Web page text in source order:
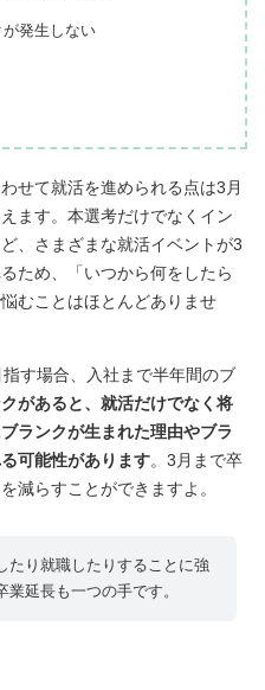
発生しない
せて就活を進められる点は3月
ます。本選考だけでなくイン
、さまざまな就活イベントが3
ため、「いつから何をしたら
むことはほとんどありませ
す場合、入社まで半年間のブ
があると、就活だけでなく将
ランクが生まれた理由やブラ
可能性があります。3月まで卒
減らすことができますよ。
たり就職したりすることに強
延長も一つの手です。